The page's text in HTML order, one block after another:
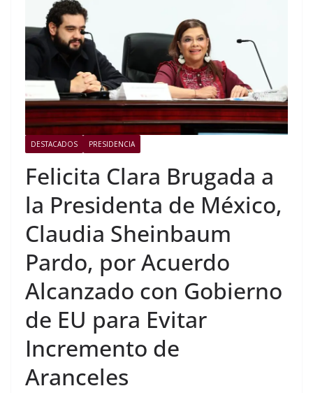
DESTACADOS PRESIDENCIA
Felicita Clara Brugada a
la Presidenta de México,
Claudia Sheinbaum
Pardo, por Acuerdo
Alcanzado con Gobierno
de EU para Evitar
Incremento de
Aranceles